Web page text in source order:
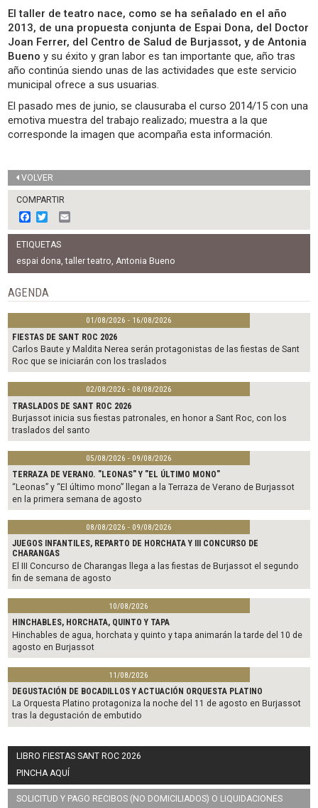
El taller de teatro nace, como se ha señalado en el año
2013, de una propuesta conjunta de Espai Dona, del Doctor
Joan Ferrer, del Centro de Salud de Burjassot, y de Antonia
Bueno y su éxito y gran labor es tan importante que, año tras
año continúa siendo unas de las actividades que este servicio
municipal ofrece a sus usuarias.
El pasado mes de junio, se clausuraba el curso 2014/15 con una
emotiva muestra del trabajo realizado; muestra a la que
corresponde la imagen que acompaña esta información.
VOLVER
COMPARTIR
F
a
c
e
b
o
o
k
w
i
t
t
e
m
l
ETIQUETAS
espai dona,taller teatro,Antonia Bueno
AGENDA
01/08/2026 - 16/08/2026
FIESTAS DE SANT ROC 2026
Carlos Baute y Maldita Nerea serán protagonistas de las fiestas de Sant
Roc que se iniciarán con los traslados
02/08/2026 - 08/08/2026
TRASLADOS DE SANT ROC 2026
Burjassot inicia sus fiestas patronales, en honor a Sant Roc, con los
traslados del santo
05/08/2026 - 09/08/2026
TERRAZA DE VERANO. "LEONAS" Y "EL ÚLTIMO MONO"
“Leonas” y “El último mono” llegan a la Terraza de Verano de Burjassot
en la primera semana de agosto
08/08/2026 - 09/08/2026
JUEGOS INFANTILES, REPARTO DE HORCHATA Y III CONCURSO DE
CHARANGAS
El III Concurso de Charangas llega a las fiestas de Burjassot el segundo
fin de semana de agosto
10/08/2026
HINCHABLES, HORCHATA, QUINTO Y TAPA
Hinchables de agua, horchata y quinto y tapa animarán la tarde del 10 de
agosto en Burjassot
11/08/2026
DEGUSTACIÓN DE BOCADILLOS Y ACTUACIÓN ORQUESTA PLATINO
La Orquesta Platino protagoniza la noche del 11 de agosto en Burjassot
tras la degustación de embutido
LIBRO FIESTAS SANT ROC 2026
PINCHA AQUÍ
SOLICITUD Y PAGO RECIBOS (NO DOMICILIADOS) O LIQUIDACIONES